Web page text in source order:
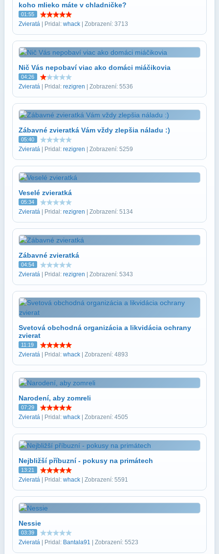
koho mlieko máte v chladničke?
01:55
Zvieratá | Pridal: whack | Zobrazení: 3713
Nič Vás nepobaví viac ako domáci miáčikovia
04:26
Zvieratá | Pridal: rezigren | Zobrazení: 5536
Zábavné zvieratká Vám vždy zlepšia náladu :)
05:40
Zvieratá | Pridal: rezigren | Zobrazení: 5259
Veselé zvieratká
05:34
Zvieratá | Pridal: rezigren | Zobrazení: 5134
Zábavné zvieratká
04:54
Zvieratá | Pridal: rezigren | Zobrazení: 5343
Svetová obchodná organizácia a likvidácia ochrany
zvierat
11:19
Zvieratá | Pridal: whack | Zobrazení: 4893
Narodení, aby zomreli
07:29
Zvieratá | Pridal: whack | Zobrazení: 4505
Nejbližší příbuzní - pokusy na primátech
13:21
Zvieratá | Pridal: whack | Zobrazení: 5591
Nessie
03:39
Zvieratá | Pridal: Bantala91 | Zobrazení: 5523